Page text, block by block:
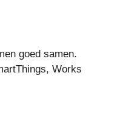
goed samen.
Works